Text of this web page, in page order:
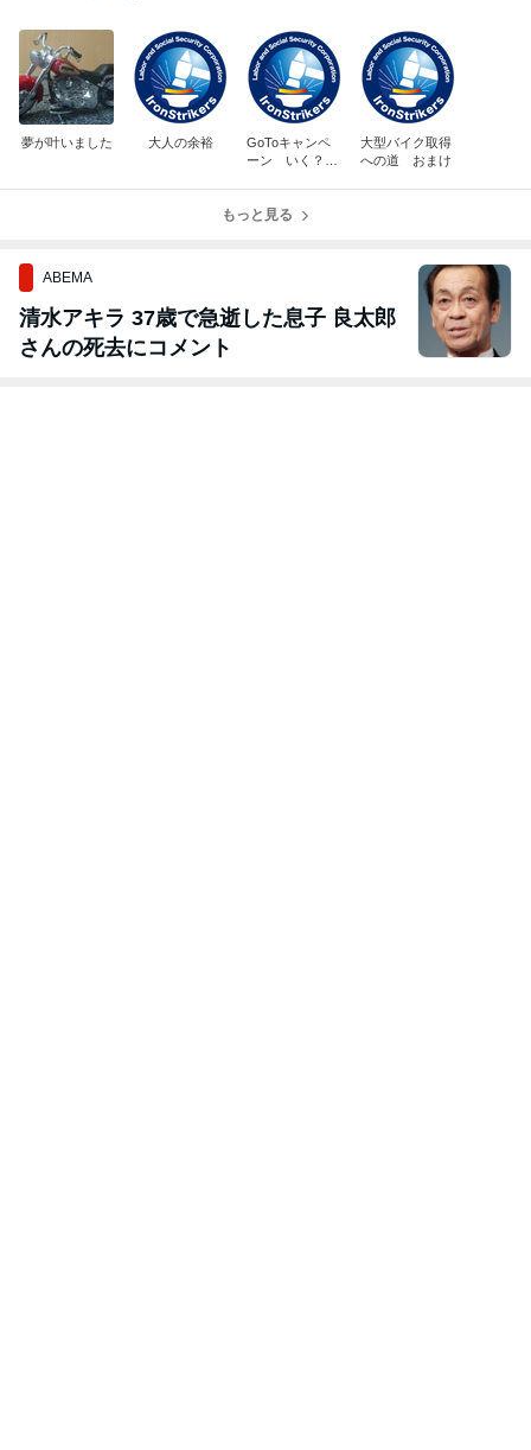
夢が叶いました 大人の余裕
GoToキャンペ
ーン いく？
大型バイク取得
への道 おまけ
もっと見る
ABEMA
清水アキラ 37歳で急逝した息子 良太郎
さんの死去にコメント